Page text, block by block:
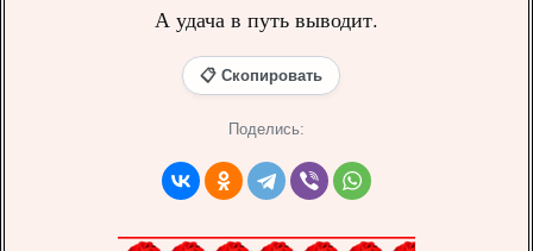
А удача в путь выводит.
📋 Скопировать
Поделись: